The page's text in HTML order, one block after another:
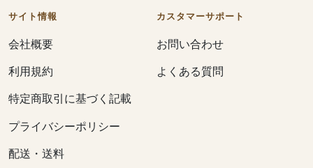
サイト情報
会社概要
利用規約
特定商取引に基づく記載
プライバシーポリシー
配送・送料
カスタマーサポート
お問い合わせ
よくある質問